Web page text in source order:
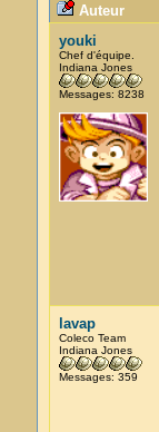
Auteur
youki
Chef d'équipe.
Indiana Jones
Messages: 8238
lavap
Coleco Team
Indiana Jones
Messages: 359